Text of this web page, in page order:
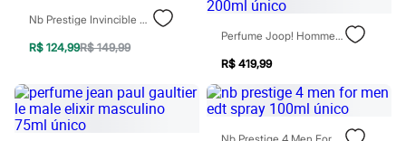
Plus size
Blusas e Camisetas
Calças
Casacos e Jaquetas
Jeans
Moda esportiva
Shorts e Bermudas
Nb Prestige Invincible For Men Edt Spray 100ml Único
R$ 124,99R$ 149,99
Perfume Joop! Homme Masculino Eau De Toilette 200ml Único
R$ 419,99